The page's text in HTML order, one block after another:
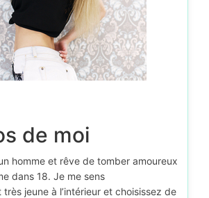
de moi
homme et rêve de tomber amoureux
dans 18. Je me sens
très jeune à l’intérieur et choisissez de